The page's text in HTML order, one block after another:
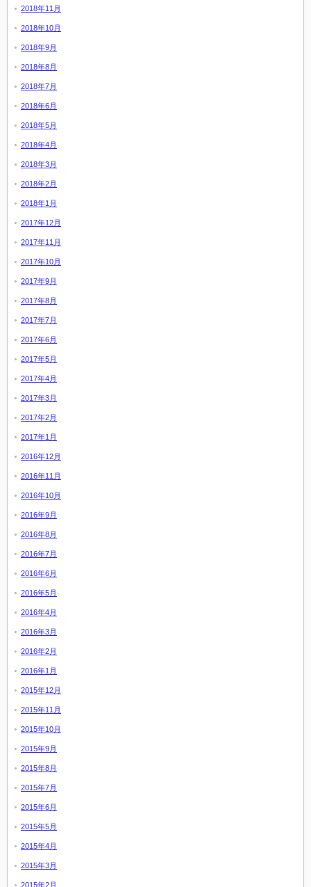
2018年11月
2018年10月
2018年9月
2018年8月
2018年7月
2018年6月
2018年5月
2018年4月
2018年3月
2018年2月
2018年1月
2017年12月
2017年11月
2017年10月
2017年9月
2017年8月
2017年7月
2017年6月
2017年5月
2017年4月
2017年3月
2017年2月
2017年1月
2016年12月
2016年11月
2016年10月
2016年9月
2016年8月
2016年7月
2016年6月
2016年5月
2016年4月
2016年3月
2016年2月
2016年1月
2015年12月
2015年11月
2015年10月
2015年9月
2015年8月
2015年7月
2015年6月
2015年5月
2015年4月
2015年3月
2015年2月